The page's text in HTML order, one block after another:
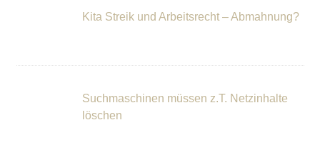
Kita Streik und Arbeitsrecht – Abmahnung?
Suchmaschinen müssen z.T. Netzinhalte
löschen